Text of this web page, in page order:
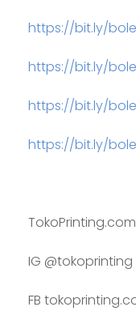
https://bit.ly/
https://bit.ly/
https://bit.ly/
https://bit.ly/
TokoPrinting.com
IG @tokoprinting
FB